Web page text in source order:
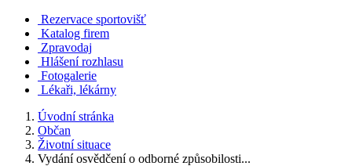
Rezervace sportovišť
Katalog firem
Zpravodaj
Hlášení rozhlasu
Fotogalerie
Lékaři, lékárny
Úvodní stránka
Občan
Životní situace
Vydání osvědčení o odborné způsobilosti...